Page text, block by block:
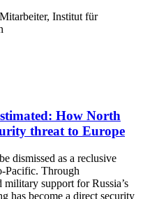
Institut für
How North
threat to Europe
dismissed as a reclusive
Pacific. Through
military support for Russia’s
has become a direct security